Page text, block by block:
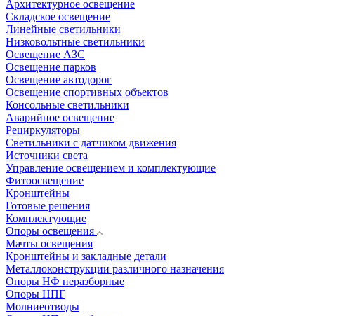
Архитектурное освещение
Складское освещение
Линейные светильники
Низковольтные светильники
Освещение АЗС
Освещение парков
Освещение автодорог
Освещение спортивных объектов
Консольные светильники
Аварийное освещение
Рециркуляторы
Светильники с датчиком движения
Источники света
Управление освещением и комплектующие
Фитоосвещение
Кронштейны
Готовые решения
Комплектующие
Опоры освещения
Мачты освещения
Кронштейны и закладные детали
Металлоконструкции различного назначения
Опоры НФ неразборные
Опоры НПГ
Молниеотводы